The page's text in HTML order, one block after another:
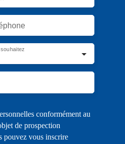
conformément au
de prospection
pouvez vous inscrire